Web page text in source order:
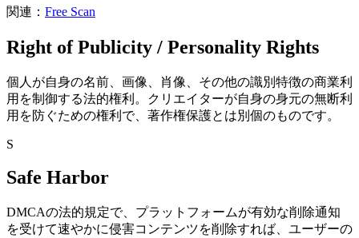
関連： Free Scan
Right of Publicity / Personality Rights
個人が自身の名前、画像、肖像、その他の識別特徴の商業利
用を制御する法的権利。クリエイターが自身の身元の無断利
用を防ぐための権利で、著作権保護とは別個のものです。
S
Safe Harbor
DMCAの法的規定で、プラットフォームが有効な削除通知
を受けて速やかに侵害コンテンツを削除すれば、ユーザーの